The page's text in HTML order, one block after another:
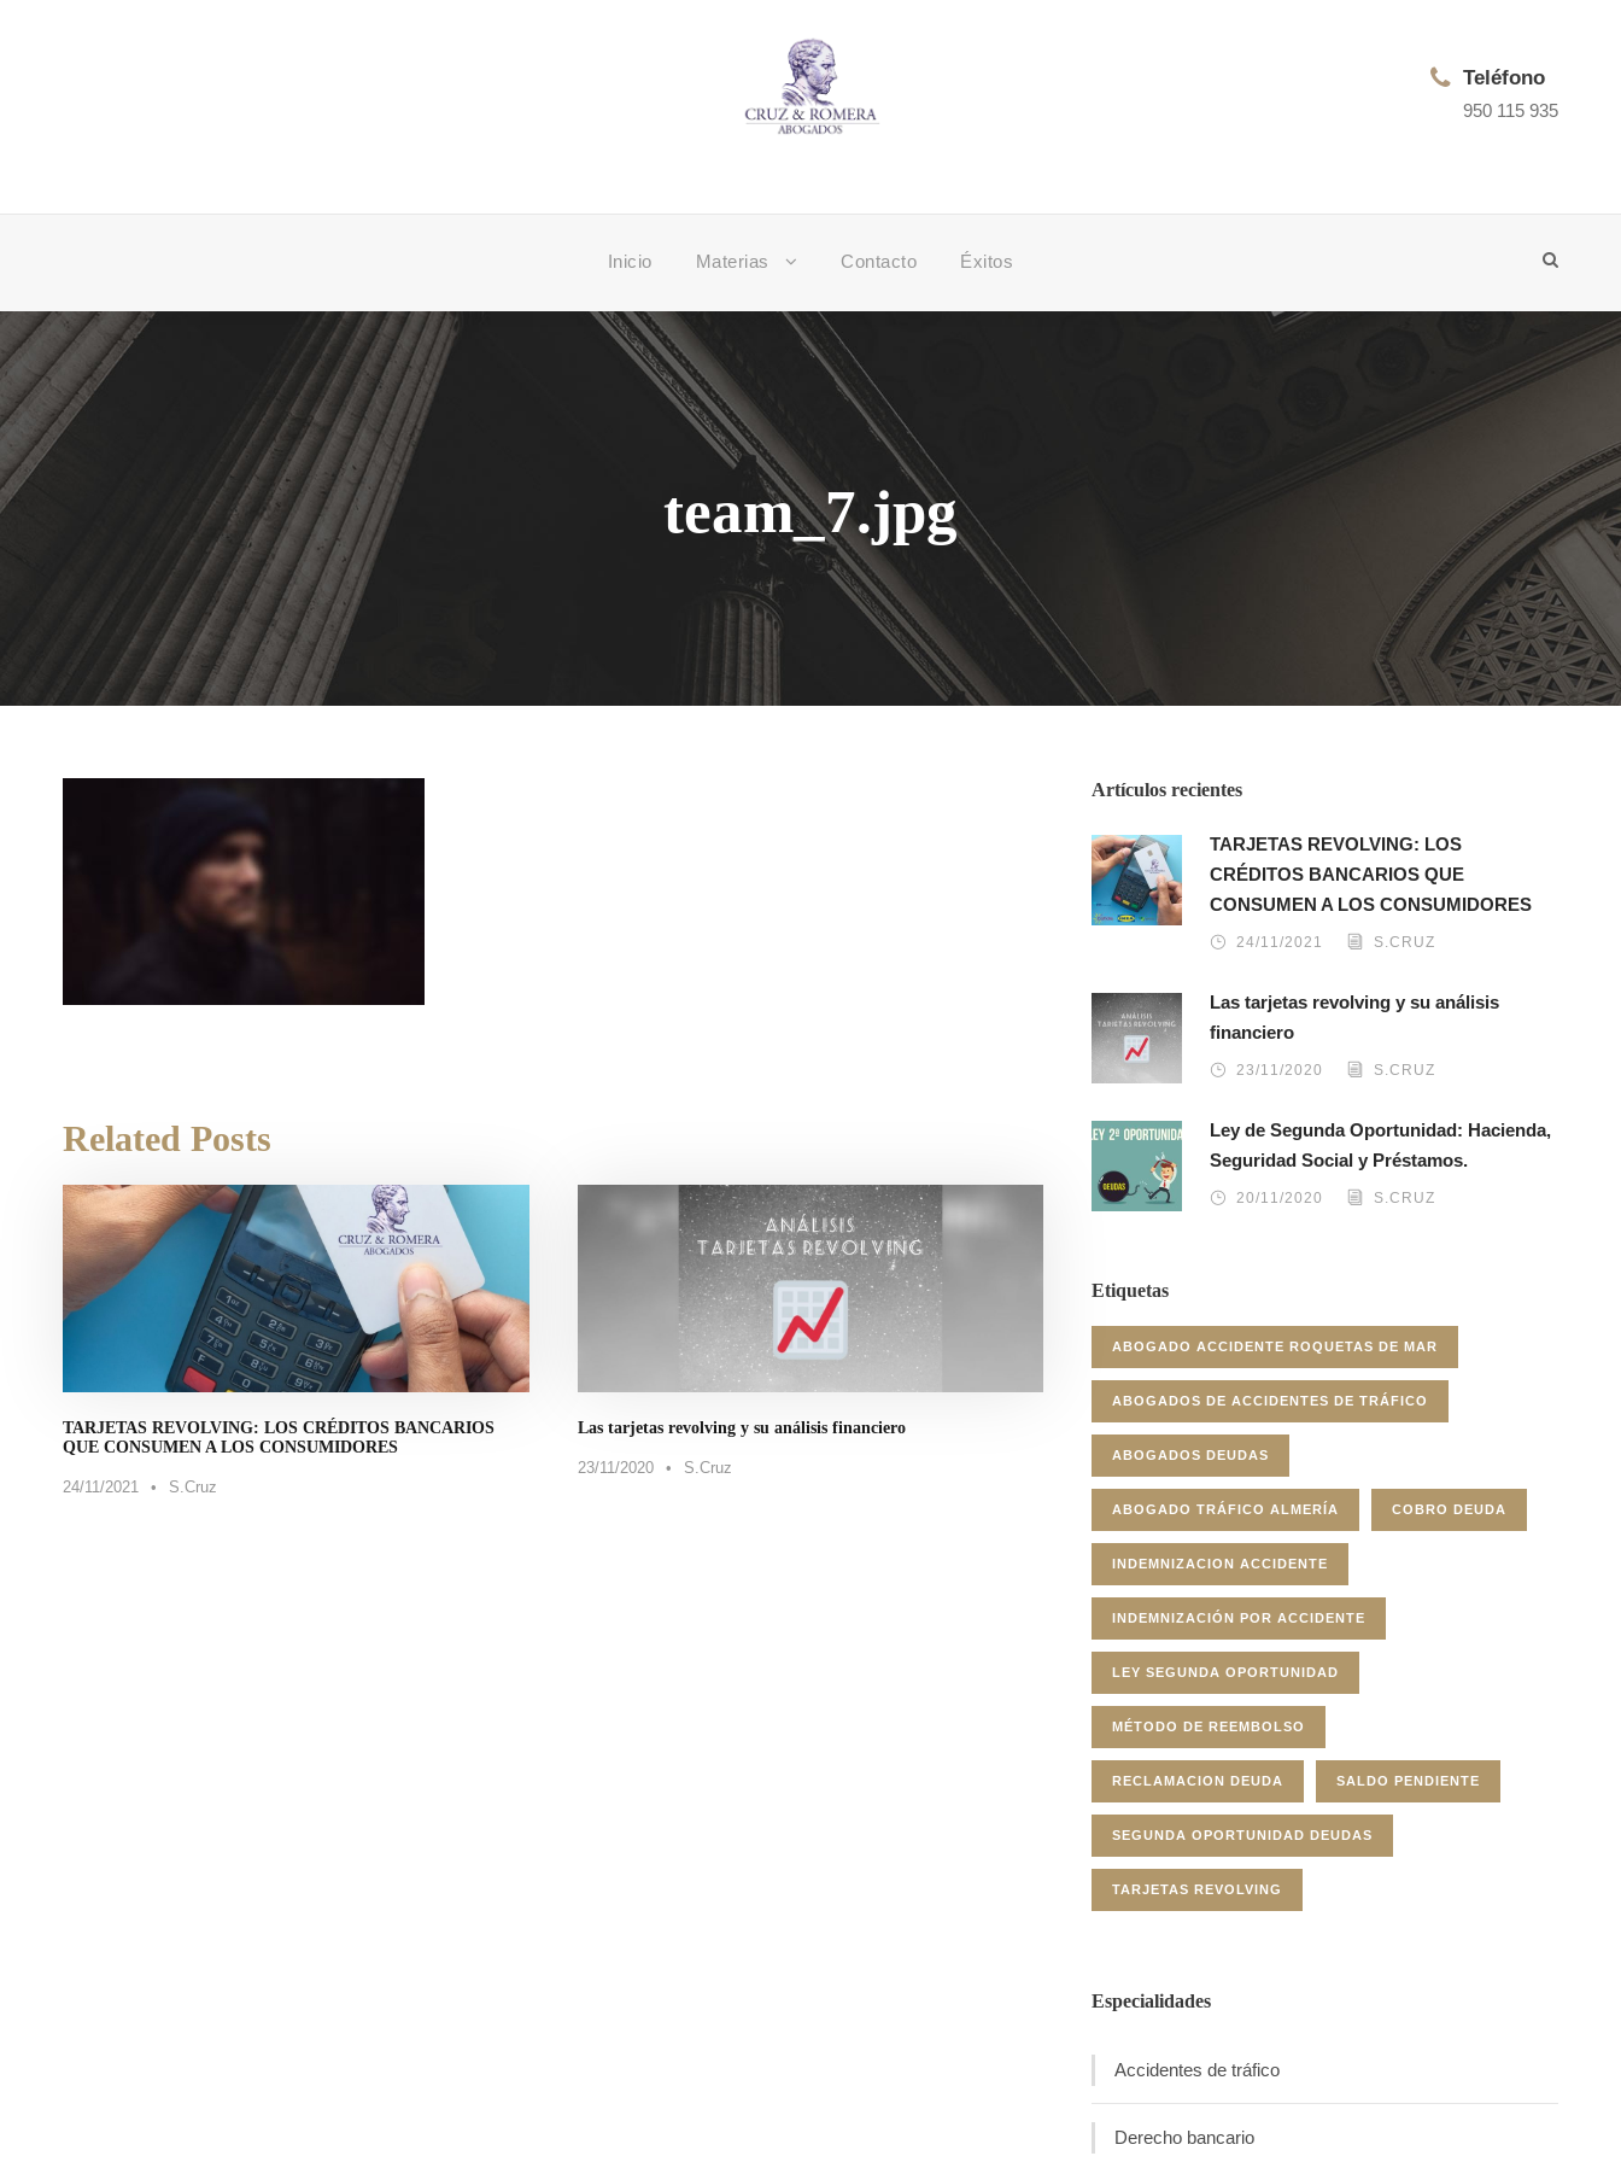
Teléfono
950 115 935
Inicio Materias Contacto Éxitos
team_7.jpg
Related Posts
TARJETAS REVOLVING: LOS CRÉDITOS BANCARIOS
QUE CONSUMEN A LOS CONSUMIDORES
24/11/2021 • S.Cruz
Las tarjetas revolving y su análisis financiero
23/11/2020 • S.Cruz
Artículos recientes
TARJETAS REVOLVING: LOS
CRÉDITOS BANCARIOS QUE
CONSUMEN A LOS CONSUMIDORES
24/11/2021 S.CRUZ
Las tarjetas revolving y su análisis
financiero
23/11/2020 S.CRUZ
Ley de Segunda Oportunidad: Hacienda,
Seguridad Social y Préstamos.
20/11/2020 S.CRUZ
Etiquetas
ABOGADO ACCIDENTE ROQUETAS DE MAR
ABOGADOS DE ACCIDENTES DE TRÁFICO
ABOGADOS DEUDAS
ABOGADO TRÁFICO ALMERÍA COBRO DEUDA
INDEMNIZACION ACCIDENTE
INDEMNIZACIÓN POR ACCIDENTE
LEY SEGUNDA OPORTUNIDAD
MÉTODO DE REEMBOLSO
RECLAMACION DEUDA SALDO PENDIENTE
SEGUNDA OPORTUNIDAD DEUDAS
TARJETAS REVOLVING
Especialidades
Accidentes de tráfico
Derecho bancario